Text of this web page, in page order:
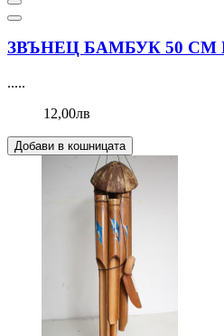
ЗВЪНЕЦ БАМБУК 50
.....
12,00лв
Добави в кошницата